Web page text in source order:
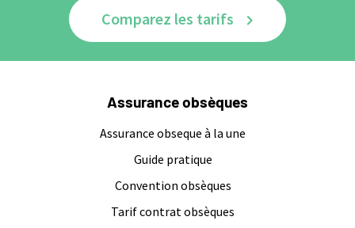
Comparez les tarifs
Assurance obsèques
Assurance obseque à la une
Guide pratique
Convention obsèques
Tarif contrat obsèques